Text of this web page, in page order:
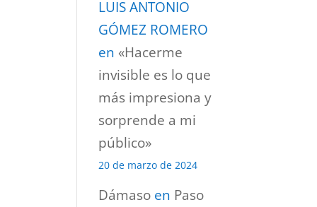
LUIS ANTONIO
GÓMEZ ROMERO
en «Hacerme
invisible es lo que
más impresiona y
sorprende a mi
público»
20 de marzo de 2024
Dámaso en Paso